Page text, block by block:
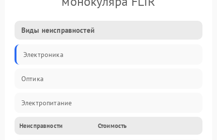
Виды неисправностей
Электроника
Оптика
Электропитание
Видео
Неисправности Стоимость